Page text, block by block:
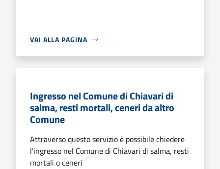
VAI ALLA PAGINA
Ingresso nel Comune di Chiavari di
salma, resti mortali, ceneri da altro
Comune
Attraverso questo servizio è possibile chiedere
l'ingresso nel Comune di Chiavari di salma, resti
mortali o ceneri